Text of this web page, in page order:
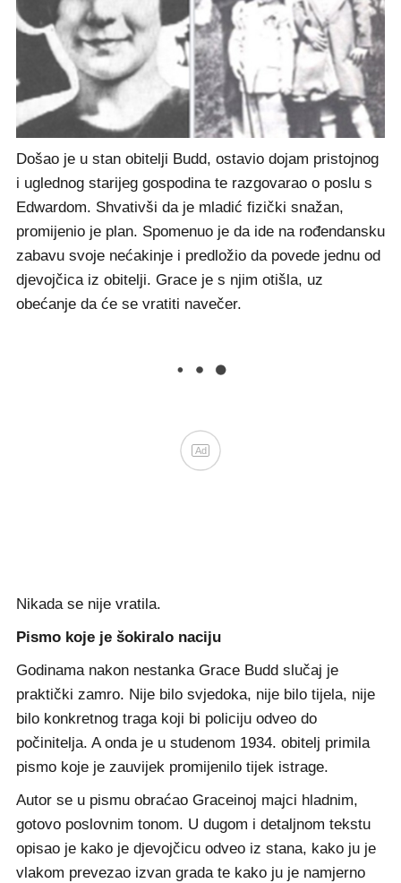
Grace Budd
Došao je u stan obitelji Budd, ostavio dojam pristojnog
i uglednog starijeg gospodina te razgovarao o poslu s
Edwardom. Shvativši da je mladić fizički snažan,
promijenio je plan. Spomenuo je da ide na rođendansku
zabavu svoje nećakinje i predložio da povede jednu od
djevojčica iz obitelji. Grace je s njim otišla, uz
obećanje da će se vratiti navečer.
Ad
Nikada se nije vratila.
Pismo koje je šokiralo naciju
Godinama nakon nestanka Grace Budd slučaj je
praktički zamro. Nije bilo svjedoka, nije bilo tijela, nije
bilo konkretnog traga koji bi policiju odveo do
počinitelja. A onda je u studenom 1934. obitelj primila
pismo koje je zauvijek promijenilo tijek istrage.
Autor se u pismu obraćao Graceinoj majci hladnim,
gotovo poslovnim tonom. U dugom i detaljnom tekstu
opisao je kako je djevojčicu odveo iz stana, kako ju je
vlakom prevezao izvan grada te kako ju je namjerno